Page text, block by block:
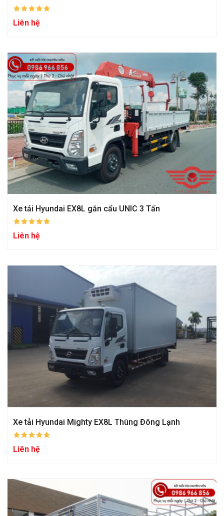
Liên hệ
Xe tải Hyundai EX8L gắn cẩu UNIC 3 Tấn
Liên hệ
Xe tải Hyundai Mighty EX8L Thùng Đông Lạnh
Liên hệ